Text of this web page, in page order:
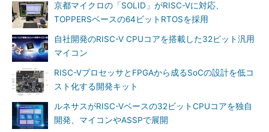
京都マイクロの「SOLID」がRISC-Vに対応、
TOPPERSベースの64ビットRTOSを採用
自社開発のRISC-V CPUコアを搭載した32ビット汎用
マイコン
RISC-VプロセッサとFPGAから成るSoCの設計を低コ
スト化する開発キット
ルネサスがRISC-Vベースの32ビットCPUコアを独自
開発、マイコンやASSPで展開